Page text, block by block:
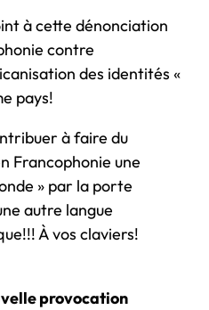
à cette dénonciation
contre
des identités «
pays!
à faire du
Francophonie une
» par la porte
autre langue
À vos claviers!
provocation